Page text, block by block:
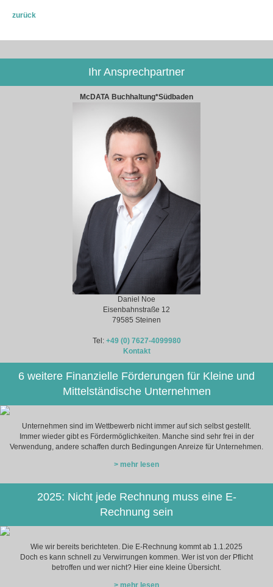
zurück
Ihr Ansprechpartner
McDATA Buchhaltung*Südbaden
Daniel Noe
Eisenbahnstraße 12
79585 Steinen
Tel: +49 (0) 7627-4099980
Kontakt
6 weitere Finanzielle Förderungen für Kleine und
Mittelständische Unternehmen
Unternehmen sind im Wettbewerb nicht immer auf sich selbst gestellt.
Immer wieder gibt es Fördermöglichkeiten. Manche sind sehr frei in der
Verwendung, andere schaffen durch Bedingungen Anreize für Unternehmen.
> mehr lesen
2025: Nicht jede Rechnung muss eine E-
Rechnung sein
Wie wir bereits berichteten. Die E-Rechnung kommt ab 1.1.2025
Doch es kann schnell zu Verwirrungen kommen. Wer ist von der Pflicht
betroffen und wer nicht? Hier eine kleine Übersicht.
> mehr lesen